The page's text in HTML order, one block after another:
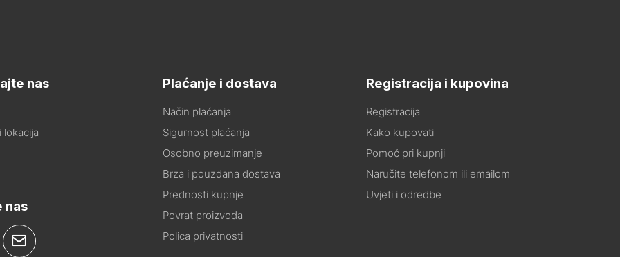
nas
lokacija
nas
Plaćanje i dostava
Način plaćanja
Sigurnost plaćanja
Osobno preuzimanje
Brza i pouzdana dostava
Prednosti kupnje
Povrat proizvoda
Polica privatnosti
Registracija i kupovina
Registracija
Kako kupovati
Pomoć pri kupnji
Naručite telefonom ili emailom
Uvjeti i odredbe